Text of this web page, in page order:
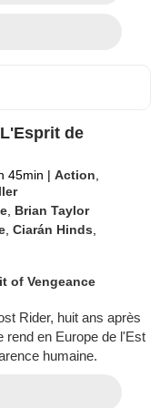
de
45min | Action
Brian Taylor
,Ciarán Hinds
of Vengeance
Rider, huit ans après
rend en Europe de l'Est
humaine.